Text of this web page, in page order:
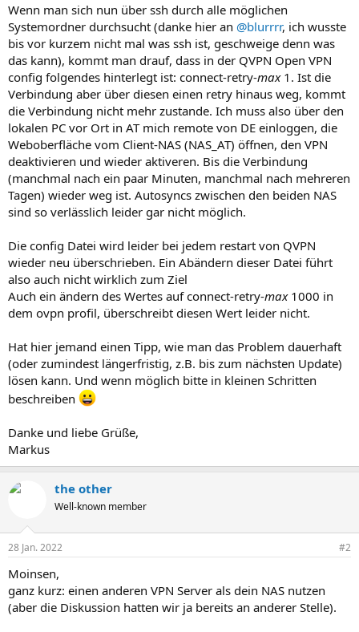
Wenn man sich nun über ssh durch alle möglichen
Systemordner durchsucht (danke hier an @blurrrr, ich wusste
bis vor kurzem nicht mal was ssh ist, geschweige denn was
das kann), kommt man drauf, dass in der QVPN Open VPN
config folgendes hinterlegt ist: connect-retry-max1. Ist die
Verbindung aber über diesen einen retry hinaus weg, kommt
die Verbindung nicht mehr zustande. Ich muss also über den
lokalen PC vor Ort in AT mich remote von DE einloggen, die
Weboberfläche vom Client-NAS (NAS_AT) öffnen, den VPN
deaktivieren und wieder aktiveren. Bis die Verbindung
(manchmal nach ein paar Minuten, manchmal nach mehreren
Tagen) wieder weg ist. Autosyncs zwischen den beiden NAS
sind so verlässlich leider gar nicht möglich.
Die config Datei wird leider bei jedem restart von QVPN
wieder neu überschrieben. Ein Abändern dieser Datei führt
also auch nicht wirklich zum Ziel
Auch ein ändern des Wertes auf connect-retry-max1000 in
dem ovpn profil, überschreibt diesen Wert leider nicht.
Hat hier jemand einen Tipp, wie man das Problem dauerhaft
(oder zumindest längerfristig, z.B. bis zum nächsten Update)
lösen kann. Und wenn möglich bitte in kleinen Schritten
beschreiben
Danke und liebe Grüße,
Markus
the other
Well-known member
28 Jan. 2022 #2
Moinsen,
ganz kurz: einen anderen VPN Server als dein NAS nutzen
(aber die Diskussion hatten wir ja bereits an anderer Stelle).